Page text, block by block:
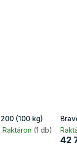
(100 kg)
Raktáron (1 db)
42